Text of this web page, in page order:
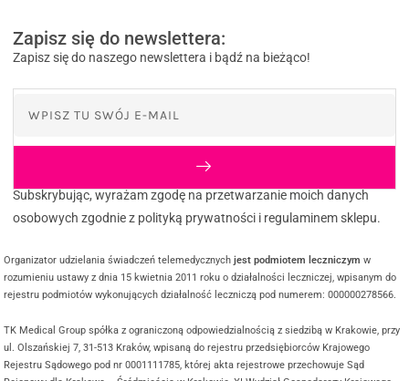
Zapisz się do newslettera:
Zapisz się do naszego newslettera i bądź na bieżąco!
Subskrybując, wyrażam zgodę na przetwarzanie moich danych
osobowych zgodnie z polityką prywatności i regulaminem sklepu.
Organizator udzielania świadczeń telemedycznychjest podmiotem leczniczym w
rozumieniu ustawy z dnia 15 kwietnia 2011 roku o działalności leczniczej, wpisanym do
rejestru podmiotów wykonujących działalność leczniczą pod numerem: 000000278566.
TK Medical Group spółka z ograniczoną odpowiedzialnością z siedzibą w Krakowie, przy
ul. Olszańskiej 7, 31-513 Kraków, wpisaną do rejestru przedsiębiorców Krajowego
Rejestru Sądowego pod nr 0001111785, której akta rejestrowe przechowuje Sąd